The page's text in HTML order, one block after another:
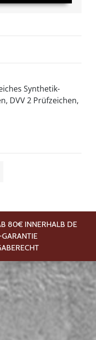
Synthetik-
DVV 2 Prüfzeichen,
80€ INNERHALB DE